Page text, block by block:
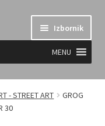
Izbornik
MENU
- STREET ART
GROG
30